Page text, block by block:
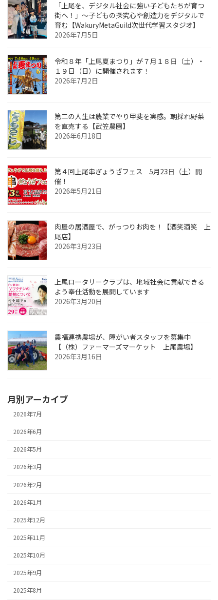
「上尾を、デジタル社会に強い子どもたちが育つ
街へ！」〜子どもの探究心や創造力をデジタルで
育む【WakuryMetaGuild次世代学習スタジオ】
2026年7月5日
令和８年「上尾夏まつり」が７月１８日（土）・
１９日（日）に開催されます！
2026年7月2日
第二の人生は農業でやり甲斐を実感。朝採れ野菜
を直売する【武笠農園】
2026年6月18日
第４回上尾串ぎょうざフェス 5月23日（土）開
催！
2026年5月21日
肉屋の居酒屋で、がっつりお肉を！【酒笑酒笑 上
尾店】
2026年3月23日
上尾ロータリークラブは、地域社会に貢献できる
よう奉仕活動を展開しています
2026年3月20日
農福連携農場が、障がい者スタッフを募集中
【（株）ファーマーズマーケット 上尾農場】
2026年3月16日
月別アーカイブ
2026年7月
2026年6月
2026年5月
2026年3月
2026年2月
2026年1月
2025年12月
2025年11月
2025年10月
2025年9月
2025年8月